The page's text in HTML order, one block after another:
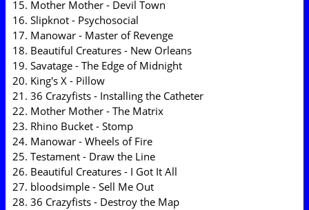
15. Mother Mother - Devil Town
16. Slipknot - Psychosocial
17. Manowar - Master of Revenge
18. Beautiful Creatures - New Orleans
19. Savatage - The Edge of Midnight
20. King's X - Pillow
21. 36 Crazyfists - Installing the Catheter
22. Mother Mother - The Matrix
23. Rhino Bucket - Stomp
24. Manowar - Wheels of Fire
25. Testament - Draw the Line
26. Beautiful Creatures - I Got It All
27. bloodsimple - Sell Me Out
28. 36 Crazyfists - Destroy the Map